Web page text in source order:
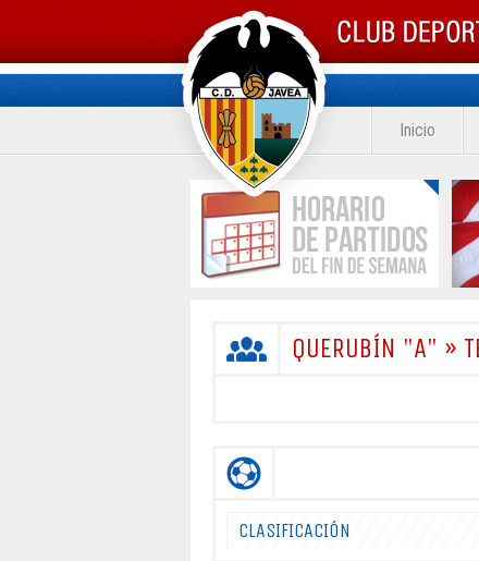
Inicio
QUERUBÍN "A" »
CLASIFICACIÓN